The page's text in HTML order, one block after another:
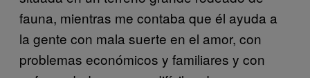
fauna, mientras me contaba que él ayuda a
la gente con mala suerte en el amor, con
problemas económicos y familiares y con